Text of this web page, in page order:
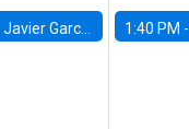
Javier Garcia Cicco, Universidad de San Andres 1:40 PM -